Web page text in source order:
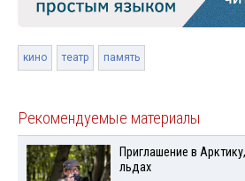
кино театр память
Рекомендуемые материалы
Приглашение в
льдах